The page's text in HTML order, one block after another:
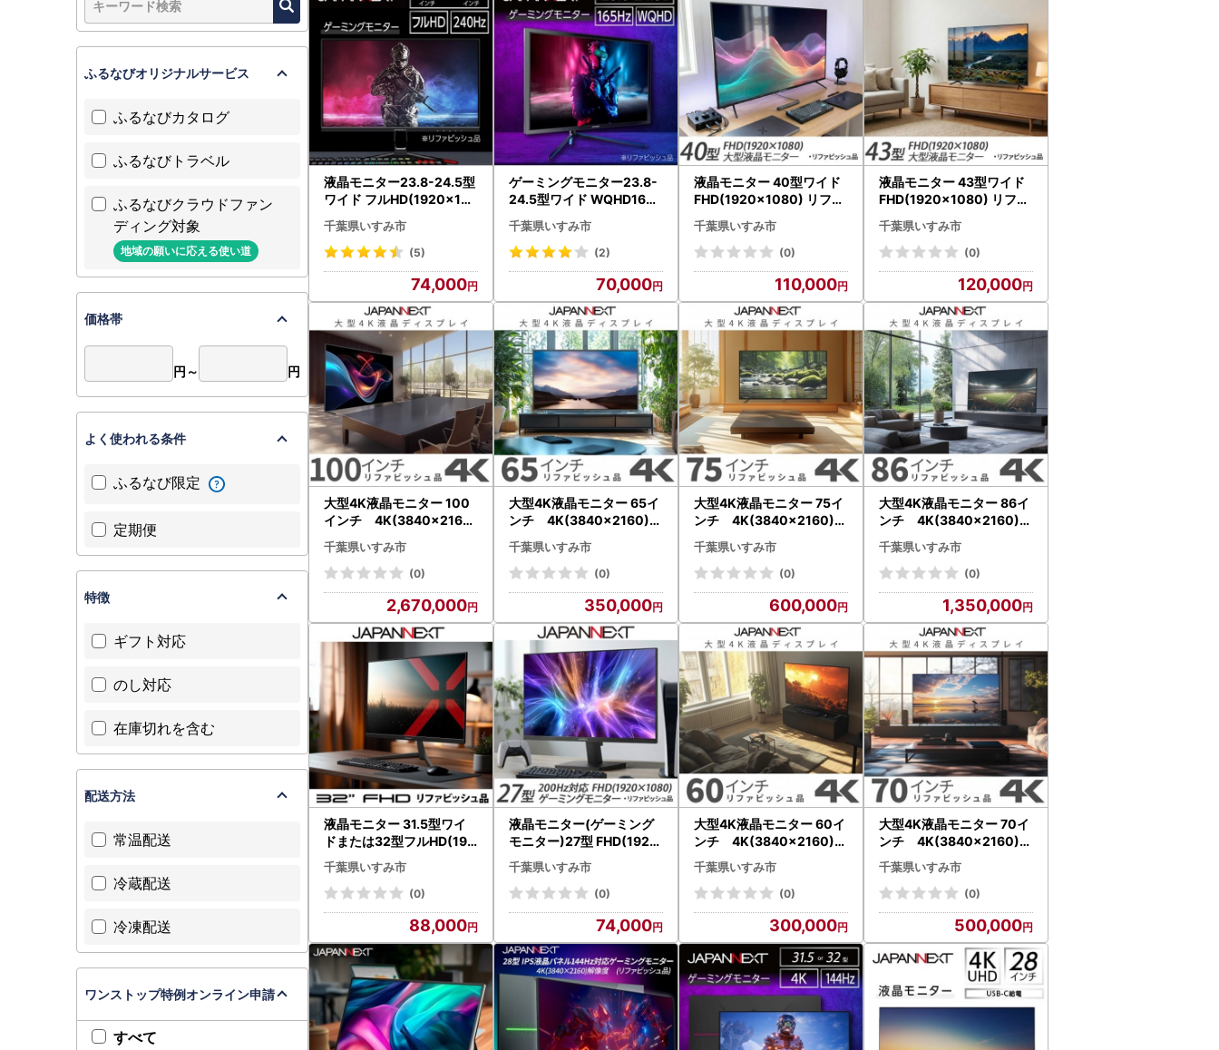
液晶モニター23.8-24.5型
ワイド フルHD(1920x108
0)240Hz対応リファビッ
シュ品_家電製品 パソコン
・周辺機器 _【1388453】
千葉県いすみ市
(5)
74,000
ゲーミングモニター23.8-
24.5型ワイド WQHD165H
z対応リファビッシュ品_家
電製品 パソコン・周辺機
器 _【1467012】
千葉県いすみ市
(2)
70,000
液晶モニター 40型ワイド
FHD(1920×1080) リファ
ビッシュ品【1699772】
千葉県いすみ市
(0)
110,000
液晶モニター 43型ワイド
FHD(1920×1080) リファ
ビッシュ品【1699841】
千葉県いすみ市
(0)
120,000
大型4K液晶モニター 100
インチ 4K(3840×2160)
リファビッシュ品【配送不
可地域：離島】【1721676
】
千葉県いすみ市
(0)
2,670,000
大型4K液晶モニター 65イ
ンチ 4K(3840×2160)リ
ファビッシュ品_家電製品
パソコン・周辺機器 _【配
送不可地域：離島】【157
0158】
千葉県いすみ市
(0)
350,000
大型4K液晶モニター 75イ
ンチ 4K(3840×2160)リ
ファビッシュ品_家電製品
パソコン・周辺機器 _【配
送不可地域：離島】【157
0162】
千葉県いすみ市
(0)
600,000
大型4K液晶モニター 86イ
ンチ 4K(3840×2160)リ
ファビッシュ品_家電製品
パソコン・周辺機器 _【配
送不可地域：離島】【157
0164】
千葉県いすみ市
(0)
1,350,000
液晶モニター 31.5型ワイ
ドまたは32型フルHD(192
0×1080)リファビッシュ
品【1622914】
千葉県いすみ市
(0)
88,000
液晶モニター(ゲーミング
モニター)27型 FHD(1920
×1080)200Hz対応リファ
ビッシュ品【1699768】
千葉県いすみ市
(0)
74,000
大型4K液晶モニター 60イ
ンチ 4K(3840×2160)リ
ファビッシュ品_家電製品
パソコン・周辺機器 _【配
送不可地域：離島】【157
0157】
千葉県いすみ市
(0)
300,000
大型4K液晶モニター 70イ
ンチ 4K(3840×2160)リ
ファビッシュ品_家電製品
パソコン・周辺機器 _【配
送不可地域：離島】【157
0161】
千葉県いすみ市
(0)
500,000
ふるなびオリジナルサービス
ふるなびカタログ
ふるなびトラベル
ふるなびクラウドファン
ディング対象
地域の願いに応える使い道
価格帯
円～ 円
よく使われる条件
ふるなび限定
定期便
特徴
ギフト対応
のし対応
在庫切れを含む
配送方法
常温配送
冷蔵配送
冷凍配送
ワンストップ特例オンライン申請
すべて